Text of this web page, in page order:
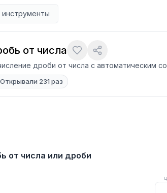
инструменты
от числа
дроби от числа с автоматическим
Открывали 231 раз
от числа или дроби